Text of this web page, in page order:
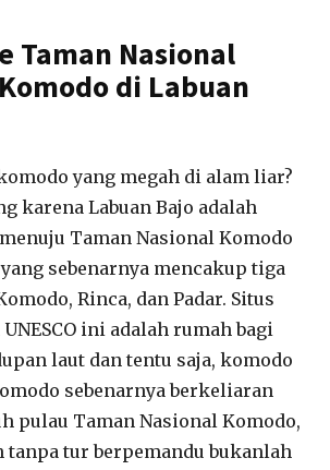
Taman Nasional
di Labuan
yang megah di alam liar?
karena Labuan Bajo adalah
Taman Nasional Komodo
sebenarnya mencakup tiga
Rinca, dan Padar. Situs
ini adalah rumah bagi
laut dan tentu saja, komodo
sebenarnya berkeliaran
pulau Taman Nasional Komodo,
tanpa tur berpemandu bukanlah